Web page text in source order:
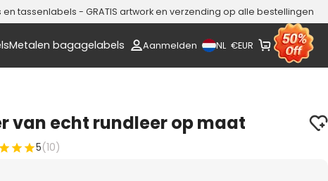
tassenlabels - GRATIS artwork en verzending op alle bestellingen
Metalen bagagelabels Aanmelden NL €EUR
van echt rundleer op maat
5(10)